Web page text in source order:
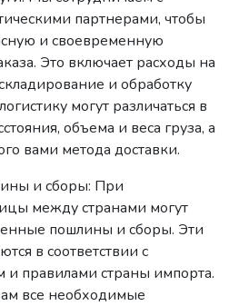
партнерами, чтобы
и своевременную
Это включает расходы на
и обработку
могут различаться в
объема и веса груза, а
вами метода доставки.
и сборы: При
между странами могут
пошлины и сборы. Эти
в соответствии с
и правилами страны импорта.
все необходимые